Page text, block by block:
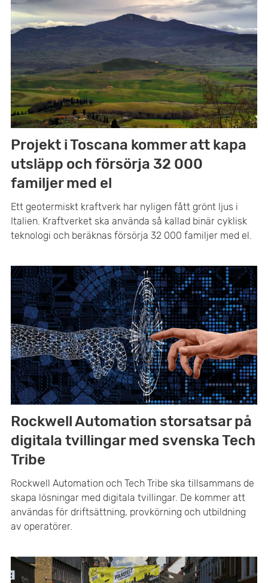
Projekt i Toscana kommer att kapa
utsläpp och försörja 32 000
familjer med el
Ett geotermiskt kraftverk har nyligen fått grönt ljus i
Italien. Kraftverket ska använda så kallad binär cyklisk
teknologi och beräknas försörja 32 000 familjer med el.
Rockwell Automation storsatsar på
digitala tvillingar med svenska Tech
Tribe
Rockwell Automation och Tech Tribe ska tillsammans de
skapa lösningar med digitala tvillingar. De kommer att
användas för driftsättning, provkörning och utbildning
av operatörer.